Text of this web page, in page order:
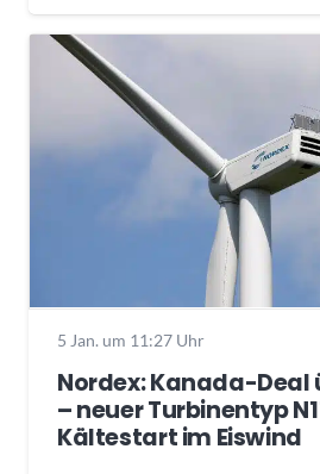
5 Jan. um 11:27 Uhr
Nordex: Kanada-Deal
– neuer Turbinentyp
Kältestart im Eiswind